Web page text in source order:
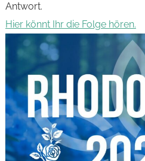
Über mich
Kontakt
Impressum
Datenschutzerklärung
Antwort.
Hier könnt Ihr die Folge hören.